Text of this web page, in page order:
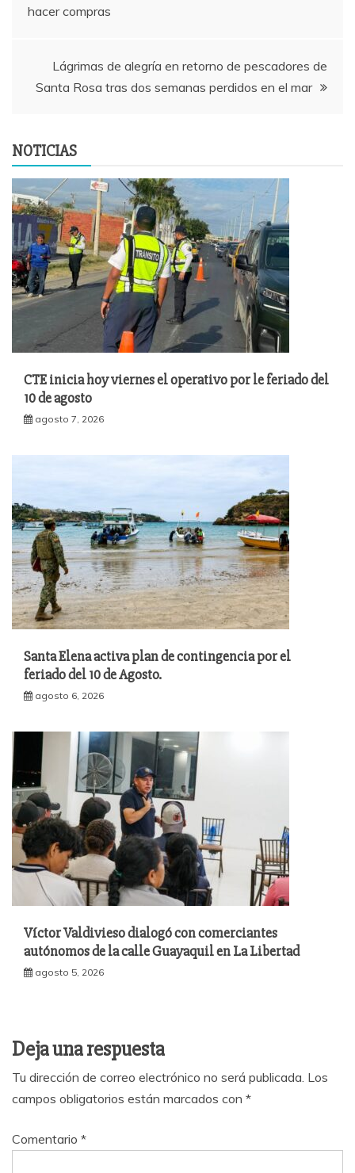
de
entradas
hacer compras
Lágrimas de alegría en retorno de pescadores de
Santa Rosa tras dos semanas perdidos en el mar
NOTICIAS
CTE inicia hoy viernes el operativo por le feriado del
10 de agosto
agosto 7, 2026
Santa Elena activa plan de contingencia por el
feriado del 10 de Agosto.
agosto 6, 2026
Víctor Valdivieso dialogó con comerciantes
autónomos de la calle Guayaquil en La Libertad
agosto 5, 2026
Deja una respuesta
Tu dirección de correo electrónico no será publicada. Los
campos obligatorios están marcados con *
Comentario *